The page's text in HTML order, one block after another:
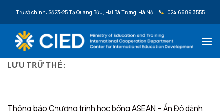
Trụ sở chính: Số 23-25 Tạ Quang Bửu, Hai Bà Trưng, Hà Nội 024.6689.3555
LƯU TRỮ THẺ:
Thông báo Chương trình học bổng ASEAN – Ấn Độ dành